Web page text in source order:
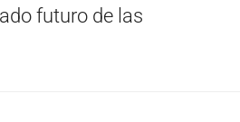
futuro de las